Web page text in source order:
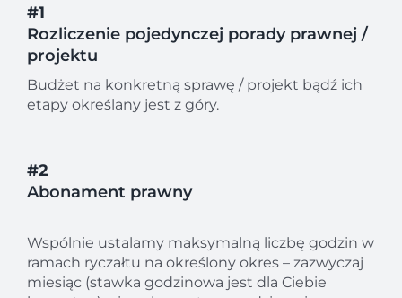
#1
Rozliczenie pojedynczej porady prawnej /
projektu
Budżet na konkretną sprawę / projekt bądź ich
etapy określany jest z góry.
#2
Abonament prawny
Wspólnie ustalamy maksymalną liczbę godzin w
ramach ryczałtu na określony okres – zazwyczaj
miesiąc (stawka godzinowa jest dla Ciebie